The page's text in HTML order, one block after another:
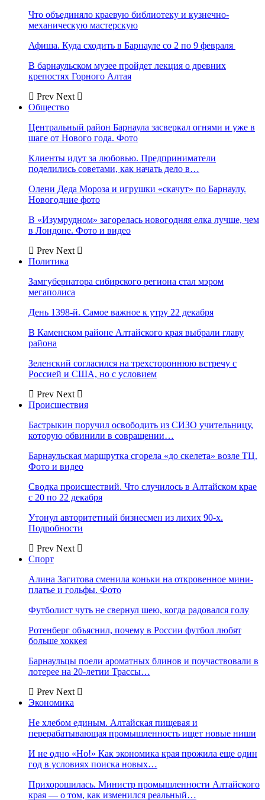
Что объединяло краевую библиотеку и кузнечно-
механическую мастерскую
Афиша. Куда сходить в Барнауле со 2 по 9 февраля
В барнаульском музее пройдет лекция о древних
крепостях Горного Алтая
Prev Next
Общество
Центральный район Барнаула засверкал огнями и уже в
шаге от Нового года. Фото
Клиенты идут за любовью. Предприниматели
поделились советами, как начать дело в…
Олени Деда Мороза и игрушки «скачут» по Барнаулу.
Новогодние фото
В «Изумрудном» загорелась новогодняя елка лучше, чем
в Лондоне. Фото и видео
Prev Next
Политика
Замгубернатора сибирского региона стал мэром
мегаполиса
День 1398-й. Самое важное к утру 22 декабря
В Каменском районе Алтайского края выбрали главу
района
Зеленский согласился на трехстороннюю встречу с
Россией и США, но с условием
Prev Next
Происшествия
Бастрыкин поручил освободить из СИЗО учительницу,
которую обвинили в совращении…
Барнаульская маршрутка сгорела «до скелета» возле ТЦ.
Фото и видео
Сводка происшествий. Что случилось в Алтайском крае
с 20 по 22 декабря
Утонул авторитетный бизнесмен из лихих 90-х.
Подробности
Prev Next
Спорт
Алина Загитова сменила коньки на откровенное мини-
платье и гольфы. Фото
Футболист чуть не свернул шею, когда радовался голу
Ротенберг объяснил, почему в России футбол любят
больше хоккея
Барнаульцы поели ароматных блинов и поучаствовали в
лотерее на 20-летии Трассы…
Prev Next
Экономика
Не хлебом единым. Алтайская пищевая и
перерабатывающая промышленность ищет новые ниши
И не одно «Но!» Как экономика края прожила еще один
год в условиях поиска новых…
Прихорошилась. Министр промышленности Алтайского
края — о том, как изменился реальный…